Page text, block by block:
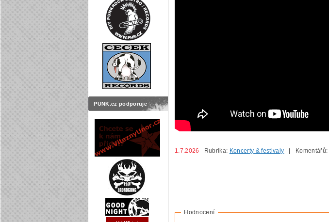
PUNK.cz podporuje
1.7.2026 Rubrika: Koncerty & festivaly | Komentářů:
Hodnocení